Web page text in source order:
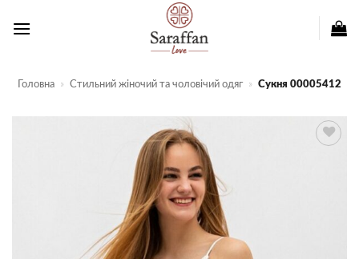
Головна » Стильний жіночий та чоловічий одяг » Сукня 00005412